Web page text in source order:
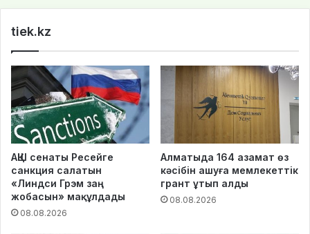
te
tiek.kz
АҚШ сенаты Ресейге
санкция салатын
«Линдси Грэм заң
жобасын» мақұлдады
08.08.2026
Алматыда 164 азамат өз
кәсібін ашуға мемлекеттік
грант ұтып алды
08.08.2026